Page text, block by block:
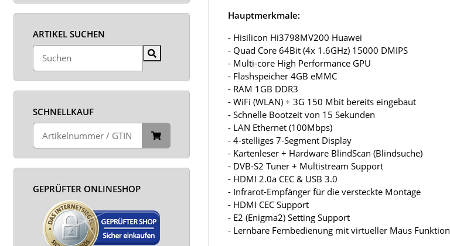
Hauptmerkmale:
- Hisilicon Hi3798MV200 Huawei
- Quad Core 64Bit (4x 1.6GHz) 15000 DMIPS
- Multi-core High Performance GPU
- Flashspeicher 4GB eMMC
- RAM 1GB DDR3
- WiFi (WLAN) + 3G 150 Mbit bereits eingebaut
- Schnelle Bootzeit von 15 Sekunden
- LAN Ethernet (100Mbps)
- 4-stelliges 7-Segment Display
- Kartenleser + Hardware BlindScan (Blindsuche)
- DVB-S2 Tuner + Multistream Support
- HDMI 2.0a CEC & USB 3.0
- Infrarot-Empfänger für die versteckte Montage
- HDMI CEC Support
- E2 (Enigma2) Setting Support
- Lernbare Fernbedienung mit virtueller Maus Funktion
ARTIKEL SUCHEN
SCHNELLKAUF
GEPRÜFTER ONLINESHOP